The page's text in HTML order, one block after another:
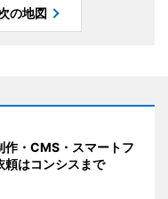
の地図
作・CMS・スマートフ
頼はコンシスまで